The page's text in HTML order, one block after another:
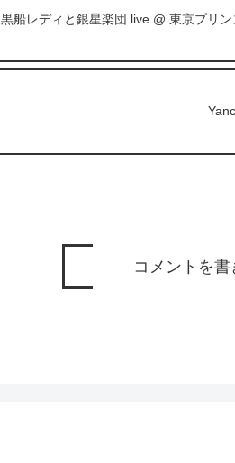
黒船レディと銀星楽団 live @ 東京プリ
コメントを書